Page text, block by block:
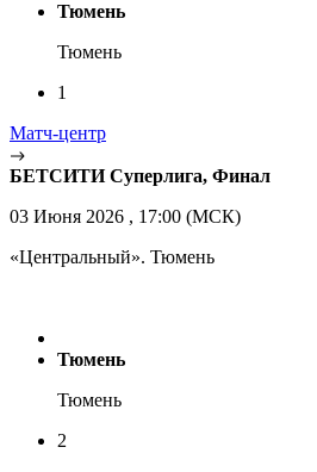
Тюмень
Тюмень
1
Матч-центр
БЕТСИТИ Суперлига, Финал
03 Июня 2026 , 17:00 (МСК)
«Центральный». Тюмень
Тюмень
Тюмень
2